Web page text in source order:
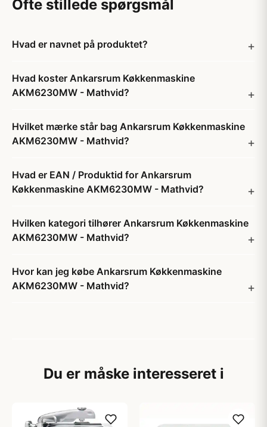
Ofte stillede spørgsmål
Hvad er navnet på produktet?
Hvad koster Ankarsrum Køkkenmaskine
AKM6230MW - Mathvid?
Hvilket mærke står bag Ankarsrum Køkkenmaskine
AKM6230MW - Mathvid?
Hvad er EAN / Produktid for Ankarsrum
Køkkenmaskine AKM6230MW - Mathvid?
Hvilken kategori tilhører Ankarsrum Køkkenmaskine
AKM6230MW - Mathvid?
Hvor kan jeg købe Ankarsrum Køkkenmaskine
AKM6230MW - Mathvid?
Du er måske interesseret i